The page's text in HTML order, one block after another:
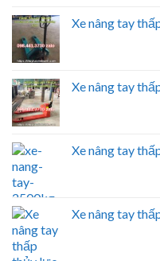
Xe nâng tay
Xe nâng tay
Xe nâng tay
Xe nâng tay